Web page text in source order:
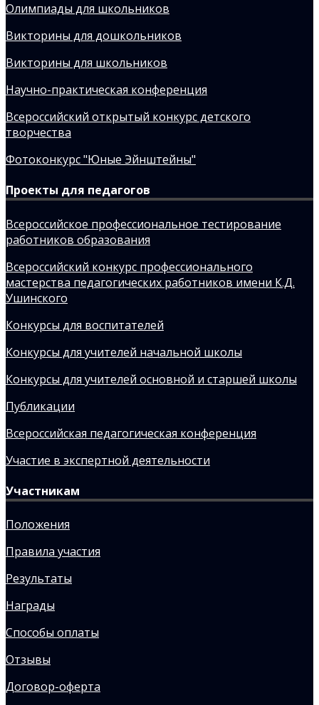
Олимпиады для школьников
Викторины для дошкольников
Викторины для школьников
Научно-практическая конференция
Всероссийский открытый конкурс детского
творчества
Фотоконкурс "Юные Эйнштейны"
Проекты для педагогов
Всероссийское профессиональное тестирование
работников образования
Всероссийский конкурс профессионального
мастерства педагогических работников имени К.Д.
Ушинского
Конкурсы для воспитателей
Конкурсы для учителей начальной школы
Конкурсы для учителей основной и старшей школы
Публикации
Всероссийская педагогическая конференция
Участие в экспертной деятельности
Участникам
Положения
Правила участия
Результаты
Награды
Способы оплаты
Отзывы
Договор-оферта